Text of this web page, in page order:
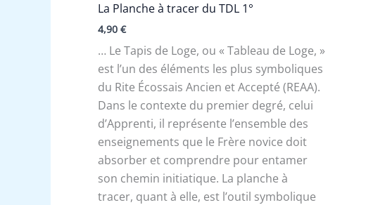
La Planche à tracer du TDL 1°
4,90€
… Le Tapis de Loge, ou « Tableau de Loge, »
est l’un des éléments les plus symboliques
du Rite Écossais Ancien et Accepté (REAA).
Dans le contexte du premier degré, celui
d’Apprenti, il représente l’ensemble des
enseignements que le Frère novice doit
absorber et comprendre pour entamer
son chemin initiatique. La planche à
tracer, quant à elle, est l’outil symbolique